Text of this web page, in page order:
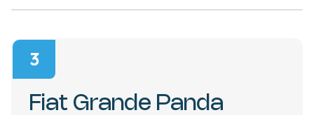
3
Fiat Grande Panda